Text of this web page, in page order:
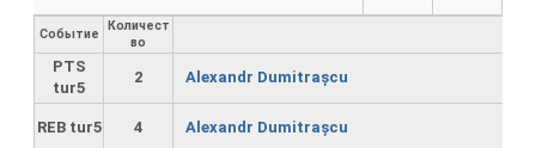
Событие
Количест
во
PTS
tur5
2 Alexandr Dumitrașcu
REB tur5 4 Alexandr Dumitrașcu